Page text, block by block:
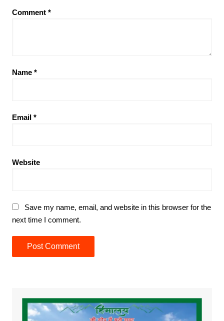
Comment *
Name *
Email *
Website
Save my name, email, and website in this browser for the
next time I comment.